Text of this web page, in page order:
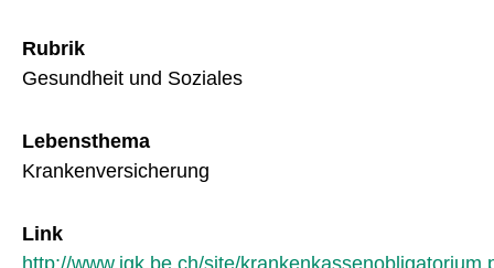
Rubrik
Gesundheit und Soziales
Lebensthema
Krankenversicherung
Link